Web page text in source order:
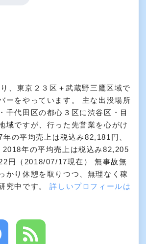
、東京２３区＋武蔵野三鷹区域で
ーをやっています。 主な出没場所
千代田区の都心３区に渋谷区・目
域ですが、行った先営業を心がけ
の平均売上は税込み82,181円、
年の平均売上は税込み82,205
円（2018/07/17現在） 無事故無
かり休憩を取りつつ、無理なく稼
究中です。詳しいプロフィールは